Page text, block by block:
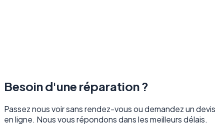
Besoin d'une réparation ?
Passez nous voir sans rendez-vous ou demandez un devis
en ligne. Nous vous répondons dans les meilleurs délais.